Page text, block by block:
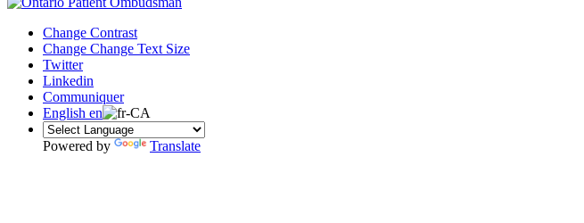
Change Contrast
Change Change Text Size
Twitter
Linkedin
Communiquer
English en
Powered by Translate